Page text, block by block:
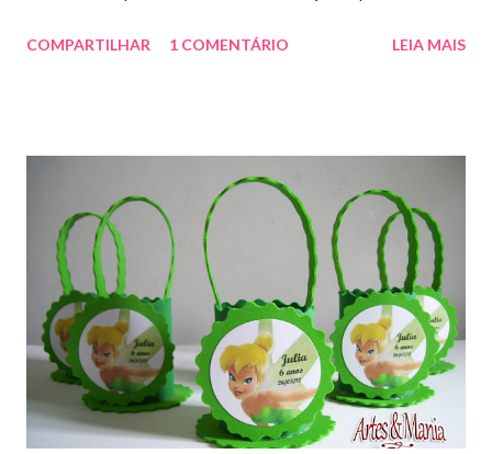
COMPARTILHAR 1 COMENTÁRIO LEIA MAIS